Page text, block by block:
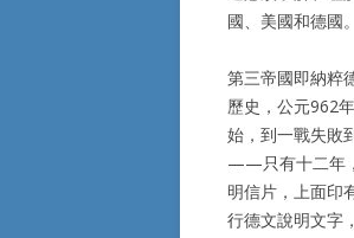
國、美國和德國。
第三帝國即納粹
歷史，公元962
始，到一戰失敗
——只有十二年
明信片，上面印
行德文說明文字